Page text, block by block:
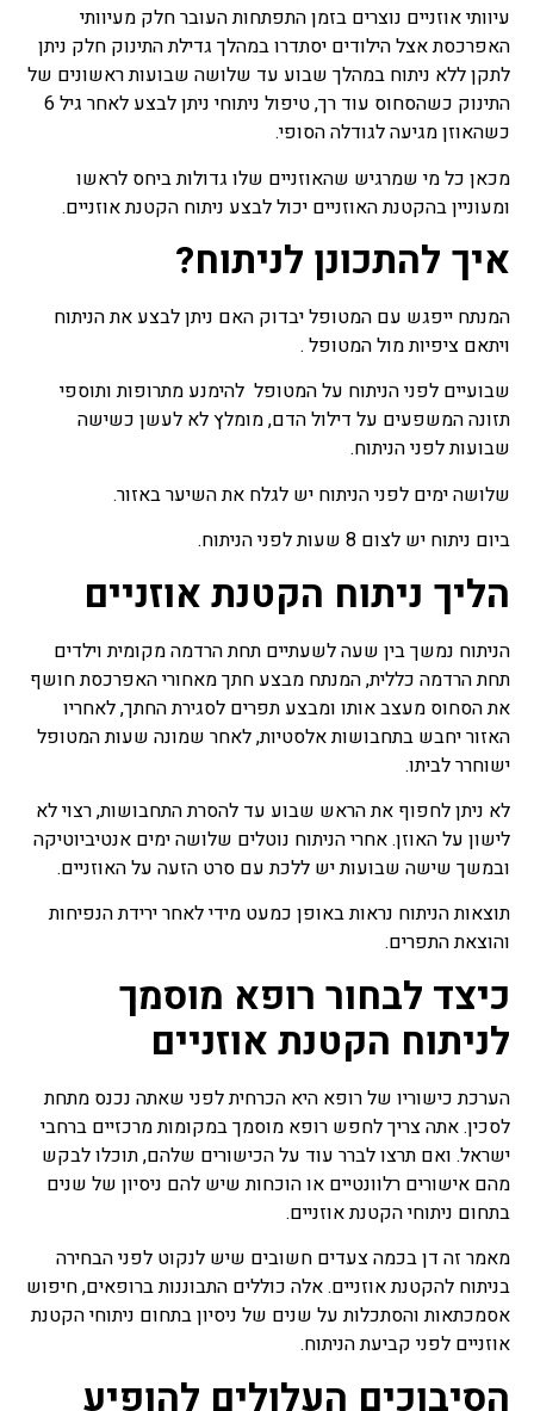
עיוותי אוזניים נוצרים בזמן התפתחות העובר חלק מעיוותי
האפרכסת אצל הילודים יסתדרו במהלך גדילת התינוק חלק ניתן
לתקן ללא ניתוח במהלך שבוע עד שלושה שבועות ראשונים של
התינוק כשהסחוס עוד רך, טיפול ניתוחי ניתן לבצע לאחר גיל 6
כשהאוזן מגיעה לגודלה הסופי.
מכאן כל מי שמרגיש שהאוזניים שלו גדולות ביחס לראשו
ומעוניין בהקטנת האוזניים יכול לבצע ניתוח הקטנת אוזניים.
איך להתכונן לניתוח?
המנתח ייפגש עם המטופל יבדוק האם ניתן לבצע את הניתוח
ויתאם ציפיות מול המטופל .
שבועיים לפני הניתוח על המטופל להימנע מתרופות ותוספי
תזונה המשפעים על דילול הדם, מומלץ לא לעשן כשישה
שבועות לפני הניתוח.
שלושה ימים לפני הניתוח יש לגלח את השיער באזור.
ביום ניתוח יש לצום 8 שעות לפני הניתוח.
הליך ניתוח הקטנת אוזניים
הניתוח נמשך בין שעה לשעתיים תחת הרדמה מקומית וילדים
תחת הרדמה כללית, המנתח מבצע חתך מאחורי האפרכסת חושף
את הסחוס מעצב אותו ומבצע תפרים לסגירת החתך, לאחריו
האזור יחבש בתחבושות אלסטיות, לאחר שמונה שעות המטופל
ישוחרר לביתו.
לא ניתן לחפוף את הראש שבוע עד להסרת התחבושות, רצוי לא
לישון על האוזן. אחרי הניתוח נוטלים שלושה ימים אנטיביוטיקה
ובמשך שישה שבועות יש ללכת עם סרט הזעה על האוזניים.
תוצאות הניתוח נראות באופן כמעט מידי לאחר ירידת הנפיחות
והוצאת התפרים.
כיצד לבחור רופא מוסמך
לניתוח הקטנת אוזניים
הערכת כישוריו של רופא היא הכרחית לפני שאתה נכנס מתחת
לסכין. אתה צריך לחפש רופא מוסמך במקומות מרכזיים ברחבי
ישראל. ואם תרצו לברר עוד על הכישורים שלהם, תוכלו לבקש
מהם אישורים רלוונטיים או הוכחות שיש להם ניסיון של שנים
בתחום ניתוחי הקטנת אוזניים.
מאמר זה דן בכמה צעדים חשובים שיש לנקוט לפני הבחירה
בניתוח להקטנת אוזניים. אלה כוללים התבוננות ברופאים, חיפוש
אסמכתאות והסתכלות על שנים של ניסיון בתחום ניתוחי הקטנת
אוזניים לפני קביעת הניתוח.
הסיבוכים העלולים להופיע